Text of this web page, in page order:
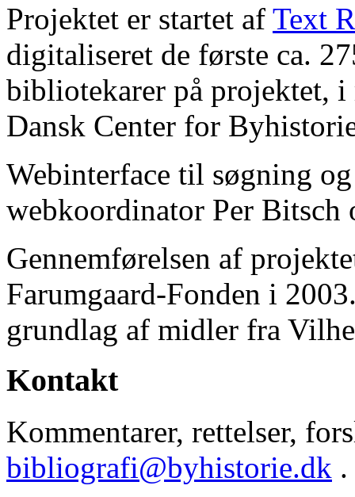
Projektet er startet af Text
digitaliseret de første ca.
bibliotekarer på projektet, i
Dansk Center for
Webinterface til søgning
webkoordinator Per Bitsch
Gennemførelsen af
Farumgaard-Fonden i
grundlag af midler fra
Kontakt
Kommentarer, rettelser,
bibliografi@byhistorie.dk .